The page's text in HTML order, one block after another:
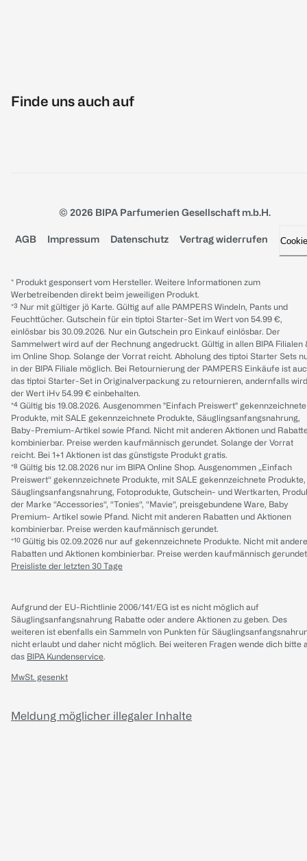
Finde uns auch auf
© 2026 BIPA Parfumerien Gesellschaft m.b.H.
AGB Impressum Datenschutz Vertrag widerrufen
* Produkt gesponsert vom Hersteller. Weitere Informationen zum
Werbetreibenden direkt beim jeweiligen Produkt.
*³ Nur mit gültiger jö Karte. Gültig auf alle PAMPERS Windeln, Pants und
Feuchttücher. Gutschein für ein tiptoi Starter-Set im Wert von 54.99 €,
einlösbar bis 30.09.2026. Nur ein Gutschein pro Einkauf einlösbar. Der
Sammelwert wird auf der Rechnung angedruckt. Gültig in allen BIPA Filialen
im Online Shop. Solange der Vorrat reicht. Abholung des tiptoi Starter Sets
in der BIPA Filiale möglich. Bei Retournierung der PAMPERS Einkäufe ist
das tiptoi Starter-Set in Originalverpackung zu retournieren, andernfalls wird
der Wert iHv 54.99 € einbehalten.
*⁴ Gültig bis 19.08.2026. Ausgenommen "Einfach Preiswert" gekennzeichnete
Produkte, mit SALE gekennzeichnete Produkte, Säuglingsanfangsnahrung,
Baby-Premium-Artikel sowie Pfand. Nicht mit anderen Aktionen und
kombinierbar. Preise werden kaufmännisch gerundet. Solange der Vorrat
reicht. Bei 1+1 Aktionen ist das günstigste Produkt gratis.
*⁸ Gültig bis 12.08.2026 nur im BIPA Online Shop. Ausgenommen „Einfach
Preiswert“ gekennzeichnete Produkte, mit SALE gekennzeichnete Produkte,
Säuglingsanfangsnahrung, Fotoprodukte, Gutschein- und Wertkarten,
der Marke “Accessories“, “Tonies“, “Mavie“, preisgebundene Ware, Baby
Premium- Artikel sowie Pfand. Nicht mit anderen Rabatten und Aktionen
kombinierbar. Preise werden kaufmännisch gerundet.
*¹⁰ Gültig bis 02.09.2026 nur auf gekennzeichnete Produkte. Nicht mit
Rabatten und Aktionen kombinierbar. Preise werden kaufmännisch
Preisliste der letzten 30 Tage
Aufgrund der EU-Richtlinie 2006/141/EG ist es nicht möglich auf
Säuglingsanfangsnahrung Rabatte oder andere Aktionen zu geben. Des
weiteren ist ebenfalls ein Sammeln von Punkten für
nicht erlaubt und daher nicht möglich. Bei weiteren Fragen wende dich bitte
das BIPA Kundenservice.
MwSt. gesenkt
Meldung möglicher illegaler Inhalte